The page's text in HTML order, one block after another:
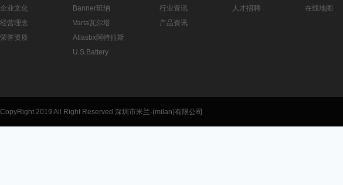
企业文化
经营理念
荣誉资质
Banner班纳
Varta瓦尔塔
Atlasbx阿特拉斯
U.S.Battery
行业资讯
产品资讯
人才招聘
在线地图
CopyRight 2019 All Right Reserved 深圳市米兰·(milan)有限公司